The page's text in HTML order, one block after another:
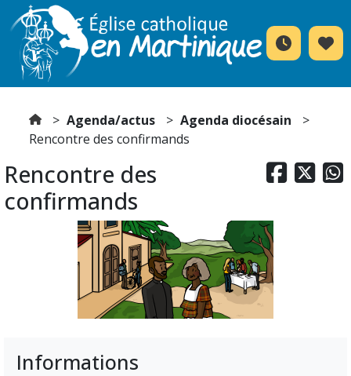
Agenda/actus
Agenda diocésain
Rencontre des confirmands
  
Rencontre des
confirmands
Informations